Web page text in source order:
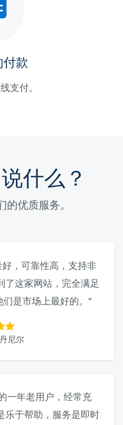
款
支付。
什么？
优质服务。
，可靠性高，支持非
了这家网站，完全满足
是市场上最好的。”
尼尔
一年老用户，经常充
乐于帮助，服务是即时